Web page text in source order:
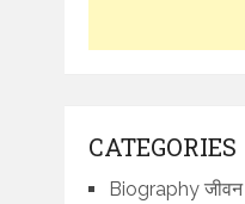
CATEGORIES
Biography जीवन